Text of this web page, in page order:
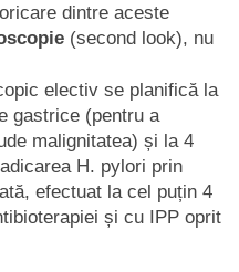
dintre aceste
(second look), nu
electiv se planifică la
gastrice (pentru a
malignitatea) și la 4
H. pylori prin
efectuat la cel puțin 4
și cu IPP oprit